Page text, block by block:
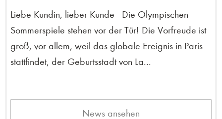
Liebe Kundin, lieber Kunde Die Olympischen
Sommerspiele stehen vor der Tür! Die Vorfreude ist
groß, vor allem, weil das globale Ereignis in Paris
stattfindet, der Geburtsstadt von La...
News ansehen